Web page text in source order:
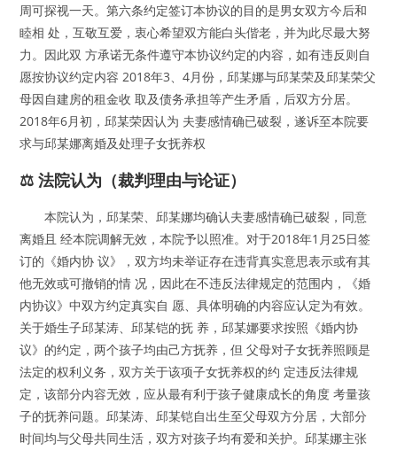
周可探视一天。第六条约定签订本协议的目的是男女双方今后和
睦相 处，互敬互爱，衷心希望双方能白头偕老，并为此尽最大努
力。因此双 方承诺无条件遵守本协议约定的内容，如有违反则自
愿按协议约定内容 2018年3、4月份，邱某娜与邱某荣及邱某荣父
母因自建房的租金收 取及债务承担等产生矛盾，后双方分居。
2018年6月初，邱某荣因认为 夫妻感情确已破裂，遂诉至本院要
求与邱某娜离婚及处理子女抚养权
⚖️ 法院认为（裁判理由与论证）
本院认为，邱某荣、邱某娜均确认夫妻感情确已破裂，同意
离婚且 经本院调解无效，本院予以照准。对于2018年1月25日签
订的《婚内协 议》，双方均未举证存在违背真实意思表示或有其
他无效或可撤销的情 况，因此在不违反法律规定的范围内，《婚
内协议》中双方约定真实自 愿、具体明确的内容应认定为有效。
关于婚生子邱某涛、邱某铠的抚 养，邱某娜要求按照《婚内协
议》的约定，两个孩子均由己方抚养，但 父母对子女抚养照顾是
法定的权利义务，双方关于该项子女抚养权的约 定违反法律规
定，该部分内容无效，应从最有利于孩子健康成长的角度 考量孩
子的抚养问题。邱某涛、邱某铠自出生至父母双方分居，大部分
时间均与父母共同生活，双方对孩子均有爱和关护。邱某娜主张